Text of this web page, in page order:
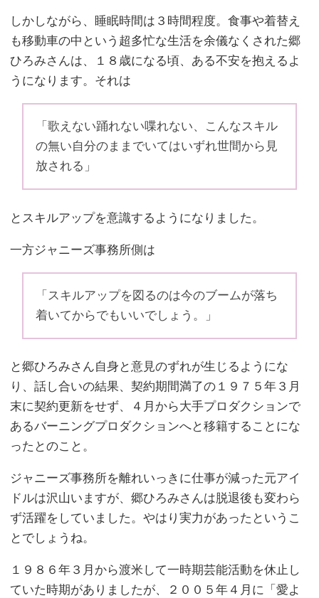
しかしながら、睡眠時間は３時間程度。食事や着替え
も移動車の中という超多忙な生活を余儀なくされた郷
ひろみさんは、１８歳になる頃、ある不安を抱えるよ
うになります。それは
「歌えない踊れない喋れない、こんなスキル
の無い自分のままでいてはいずれ世間から見
放される」
とスキルアップを意識するようになりました。
一方ジャニーズ事務所側は
「スキルアップを図るのは今のブームが落ち
着いてからでもいいでしょう。」
と郷ひろみさん自身と意見のずれが生じるようにな
り、話し合いの結果、契約期間満了の１９７５年３月
末に契約更新をせず、４月から大手プロダクションで
あるバーニングプロダクションへと移籍することにな
ったとのこと。
ジャニーズ事務所を離れいっきに仕事が減った元アイ
ドルは沢山いますが、郷ひろみさんは脱退後も変わら
ず活躍をしていました。やはり実力があったというこ
とでしょうね。
１９８６年３月から渡米して一時期芸能活動を休止し
ていた時期がありましたが、２００５年４月に「愛よ